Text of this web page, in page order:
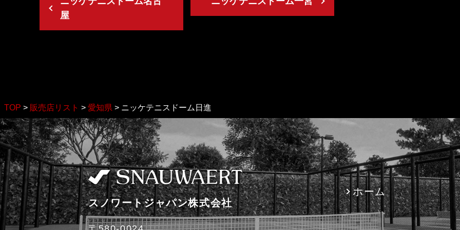
屋
TOP > 販売店リスト > 愛知県 > ニッケテニスドーム日進
スノワートジャパン株式会社
ホーム